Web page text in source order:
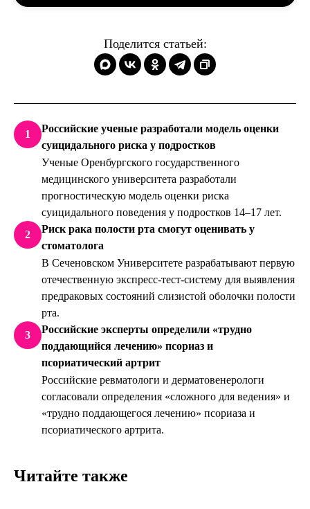
Поделится статьей:
1
Российские ученые разработали модель оценки
суицидального риска у подростков
Ученые Оренбургского государственного
медицинского университета разработали
прогностическую модель оценки риска
суицидального поведения у подростков 14–17 лет.
2
Риск рака полости рта смогут оценивать у
стоматолога
В Сеченовском Университете разрабатывают первую
отечественную экспресс-тест-систему для выявления
предраковых состояний слизистой оболочки полости
рта.
3
Российские эксперты определили «трудно
поддающийся лечению» псориаз и
псориатический артрит
Российские ревматологи и дерматовенерологи
согласовали определения «сложного для ведения» и
«трудно поддающегося лечению» псориаза и
псориатического артрита.
Читайте также